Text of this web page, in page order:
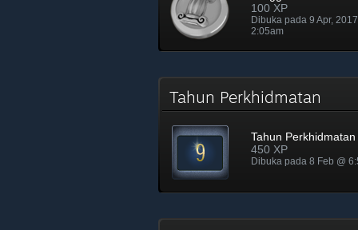
100 XP
Dibuka pada 9 Apr,
2:05am
Tahun Perkhidmatan
Tahun Perkhidmatan
450 XP
Dibuka pada 8 Feb @